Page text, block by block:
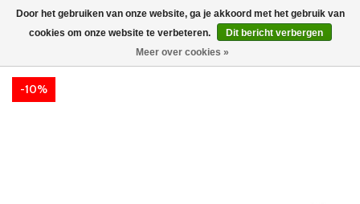
-10%
Door het gebruiken van onze website, ga je akkoord met het gebruik van
cookies om onze website te verbeteren.
Dit bericht verbergen
Meer over cookies »